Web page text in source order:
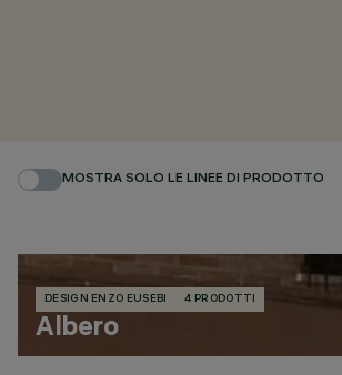
MOSTRA SOLO LE LINEE DI PRODOTTO
DESIGN ENZO EUSEBI 4 PRODOTTI
Albero